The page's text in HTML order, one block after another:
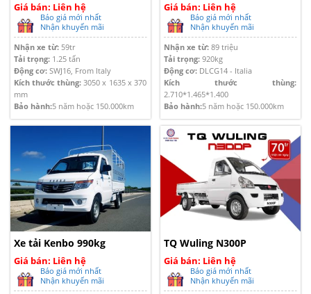
Giá bán: Liên hệ
Báo giá mới nhất
Nhận khuyến mãi
Nhận xe từ:59tr
Tải trọng:1.25 tấn
Động cơ:SWJ16, From Italy
Kích thước thùng: 3050 x 1635 x 370
mm
Bảo hành:5 năm hoặc 150.000km
Giá bán: Liên hệ
Báo giá mới nhất
Nhận khuyến mãi
Nhận xe từ: 89 triệu
Tải trọng: 920kg
Động cơ: DLCG14 - Italia
Kích thước thùng:
2.710*1.465*1.400
Bảo hành:5 năm hoặc 150.000km
Xe tải Kenbo 990kg
Giá bán: Liên hệ
Báo giá mới nhất
Nhận khuyến mãi
TQ Wuling N300P
Giá bán: Liên hệ
Báo giá mới nhất
Nhận khuyến mãi